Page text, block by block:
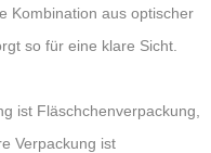
Kombination aus optischer
so für eine klare Sicht.
ist Fläschchenverpackung,
Verpackung ist